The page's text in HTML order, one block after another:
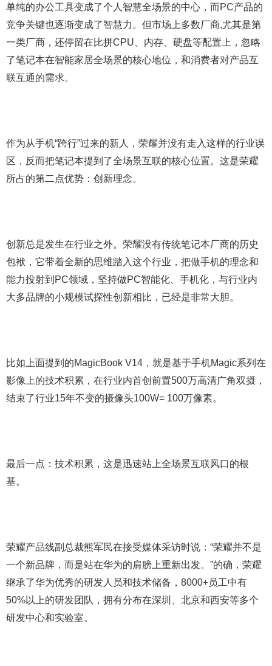
单纯的办公工具变成了个人智慧全场景的中心，而PC产品的
竞争关键也逐渐变成了智慧力。但市场上多数厂商,尤其是第
一类厂商，还停留在比拼CPU、内存、硬盘等配置上，忽略
了笔记本在智能家居全场景的核心地位，和消费者对产品互
联互通的需求。
作为从手机“跨行”过来的新人，荣耀并没有走入这样的行业误
区，反而把笔记本提到了全场景互联的核心位置。这是荣耀
所占的第二点优势：创新理念。
创新总是发生在行业之外。荣耀没有传统笔记本厂商的历史
包袱，它带着全新的思维踏入这个行业，把做手机的理念和
能力投射到PC领域，坚持做PC智能化、手机化，与行业内
大多品牌的小规模试探性创新相比，已经是非常大胆。
比如上面提到的MagicBook V14，就是基于手机Magic系列在
影像上的技术积累，在行业内首创前置500万高清广角双摄，
结束了行业15年不变的摄像头100W= 100万像素。
最后一点：技术积累，这是迅速站上全场景互联风口的根
基。
荣耀产品线副总裁熊军民在接受媒体采访时说：“荣耀并不是
一个新品牌，而是站在华为的肩膀上重新出发。”的确，荣耀
继承了华为优秀的研发人员和技术储备，8000+员工中有
50%以上的研发团队，拥有分布在深圳、北京和西安等多个
研发中心和实验室。